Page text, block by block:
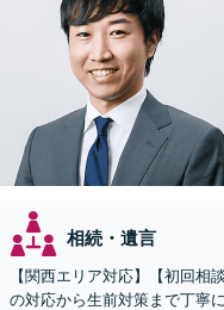
相続・遺言
【関西エリア対応】【初回相
の対応から生前対策まで丁寧